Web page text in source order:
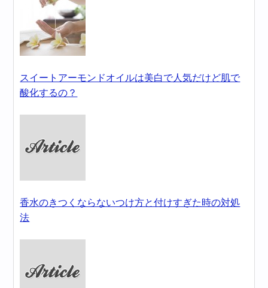
スイートアーモンドオイルは美白で人気だけど肌で
酸化するの？
香水のきつくならないつけ方と付けすぎた時の対処
法